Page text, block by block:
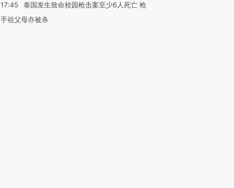
17:45
泰国发生致命校园枪击案至少6人死亡 枪
手祖父母亦被杀